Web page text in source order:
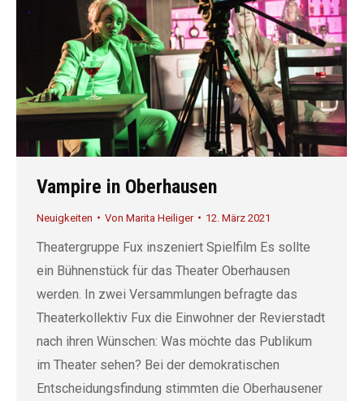
Vampire in Oberhausen
Neuigkeiten Von Marita Heiliger 12. März 2021
Theatergruppe Fux inszeniert Spielfilm Es sollte
ein Bühnenstück für das Theater Oberhausen
werden. In zwei Versammlungen befragte das
Theaterkollektiv Fux die Einwohner der Revierstadt
nach ihren Wünschen: Was möchte das Publikum
im Theater sehen? Bei der demokratischen
Entscheidungsfindung stimmten die Oberhausener